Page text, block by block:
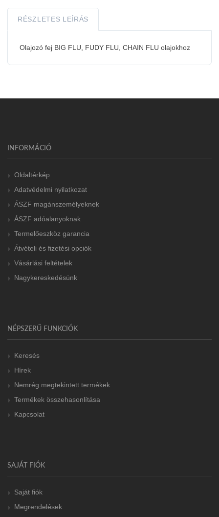
RÉSZLETES LEÍRÁS
Olajozó fej BIG FLU, FUDY FLU, CHAIN FLU olajokhoz
INFORMÁCIÓ
Oldaltérkép
Adatvédelmi nyilatkozat
ÁSZF magánszemélyeknek
ÁSZF adóalanyoknak
Termelőeszköz garancia
Átvételi és fizetési opciók
Vásárlási feltételek
Nagykereskedésünk
NÉPSZERŰ FUNKCIÓK
Keresés
Hírek
Nemrég megtekintett termékek
Termékek összehasonlítása
Kapcsolat
SAJÁT FIÓK
Saját fiók
Megrendelések